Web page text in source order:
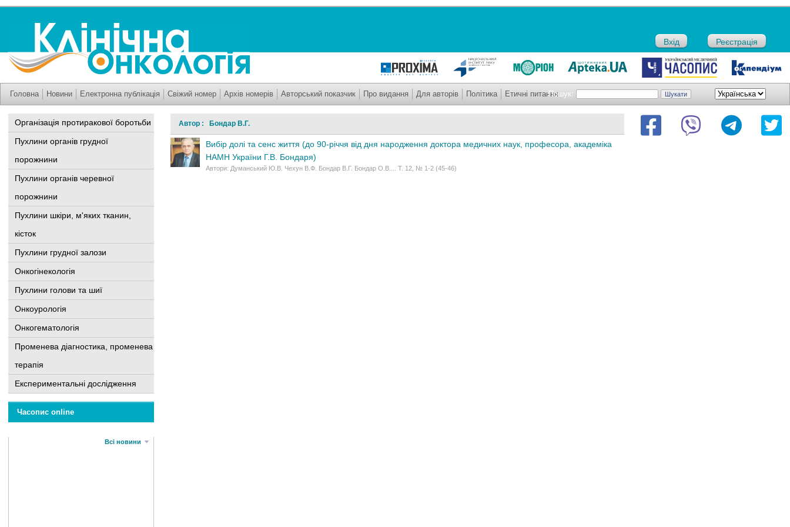
Вхід Реєстрація
Пошук:
Головна Новини Електронна публікація Свіжий номер Архів номерів Авторський показчик Про видання Для авторів Політика Етичні питання
Організація протиракової боротьби
Пухлини органів грудної
порожнини
Пухлини органів черевної
порожнини
Пухлини шкіри, м'яких тканин,
кісток
Пухлини грудної залози
Онкогінекологія
Пухлини голови та шиї
Онкоурологія
Онкогематологія
Променева діагностика, променева
терапія
Експериментальні дослідження
Часопис online
Всі новини
Автор : Бондар В.Г.
Вибір долі та сенс життя (до 90-річчя від дня народження доктора медичних наук, професора, академіка
НАМН України Г.В. Бондаря)
Автори: Думанський Ю.В. Чехун В.Ф. Бондар В.Г. Бондар О.В.... Т. 12, № 1-2 (45-46)